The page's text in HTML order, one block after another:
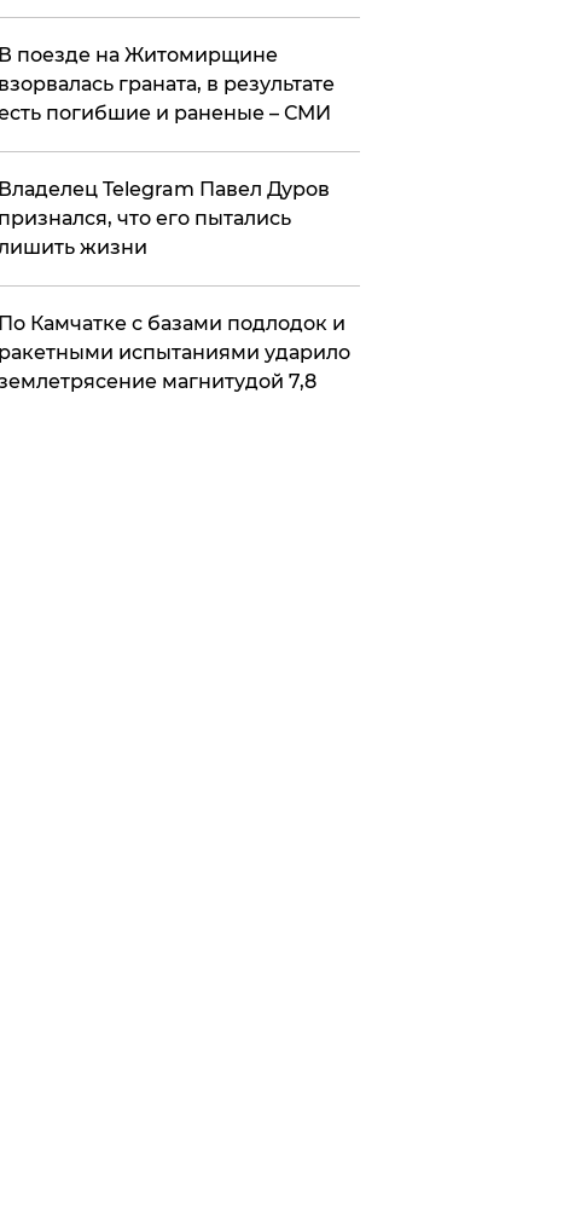
В поезде на Житомирщине
взорвалась граната, в результате
погибшие и раненые – СМИ
Владелец Telegram Павел Дуров
признался, что его пытались
жизни
По Камчатке с базами подлодок и
ракетными испытаниями ударило
магнитудой 7,8